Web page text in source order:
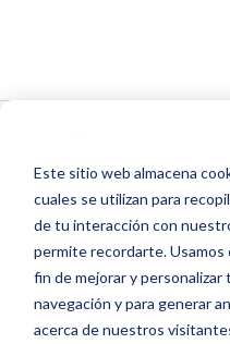
Este sitio web almacena
cuales se utilizan para
de tu interacción con
permite recordarte. Usamos
fin de mejorar y personalizar
navegación y para generar
acerca de nuestros
TODOS
ARTÍCULOS
COMUNICACIÓN
ARTÍCULOS